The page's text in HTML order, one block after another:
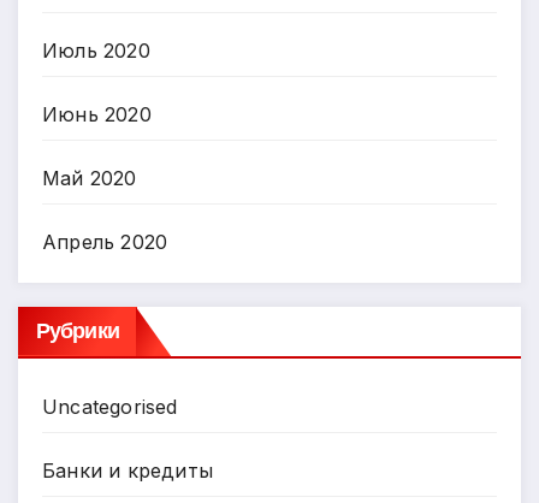
Июль 2020
Июнь 2020
Май 2020
Апрель 2020
Рубрики
Uncategorised
Банки и кредиты